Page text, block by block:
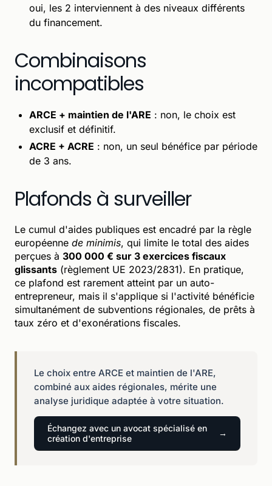
oui, les 2 interviennent à des niveaux différents
du financement.
Combinaisons
incompatibles
ARCE + maintien de l'ARE : non, le choix est
exclusif et définitif.
ACRE + ACRE : non, un seul bénéfice par période
de 3 ans.
Plafonds à surveiller
Le cumul d'aides publiques est encadré par la règle
européenne de minimis, qui limite le total des aides
perçues à 300 000 € sur 3 exercices fiscaux
glissants (règlement UE 2023/2831). En pratique,
ce plafond est rarement atteint par un auto-
entrepreneur, mais il s'applique si l'activité bénéficie
simultanément de subventions régionales, de prêts à
taux zéro et d'exonérations fiscales.
Le choix entre ARCE et maintien de l'ARE,
combiné aux aides régionales, mérite une
analyse juridique adaptée à votre situation.
Échangez avec un avocat spécialisé en
création d'entreprise